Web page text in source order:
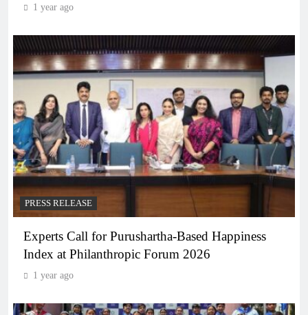
1 year ago
PRESS RELEASE
Experts Call for Purushartha-Based Happiness
Index at Philanthropic Forum 2026
1 year ago